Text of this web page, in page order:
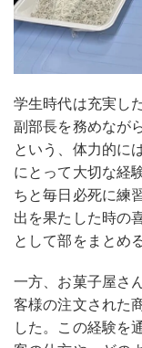
学生時代は充実し
副部長を務めなが
という、体力的に
にとって大切な経
ちと毎日必死に練
出を果たした時の
として部をまとめ
一方、お菓子屋さ
客様の注文された
した。この経験を